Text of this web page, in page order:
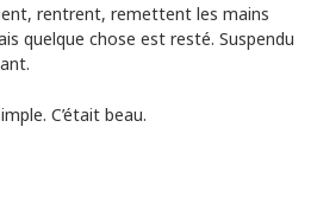
rentrent, remettent les mains
quelque chose est resté. Suspendu
C’était beau.